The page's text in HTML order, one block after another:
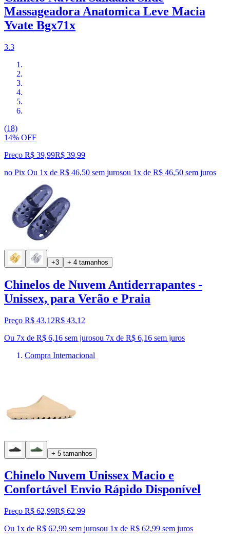
Massageadora Anatomica Leve Macia
Yvate Bgx71x
3.3
(18)
14% OFF
Preço R$ 39,99R$ 39,99
no Pix Ou 1x de R$ 46,50 sem jurosou 1x de R$ 46,50 sem juros
+3 + 4 tamanhos
Chinelos de Nuvem Antiderrapantes -
Unissex, para Verão e Praia
Preço R$ 43,12R$ 43,12
Ou 7x de R$ 6,16 sem jurosou 7x de R$ 6,16 sem juros
Compra Internacional
+ 5 tamanhos
Chinelo Nuvem Unissex Macio e
Confortável Envio Rápido Disponível
Preço R$ 62,99R$ 62,99
Ou 1x de R$ 62,99 sem jurosou 1x de R$ 62,99 sem juros